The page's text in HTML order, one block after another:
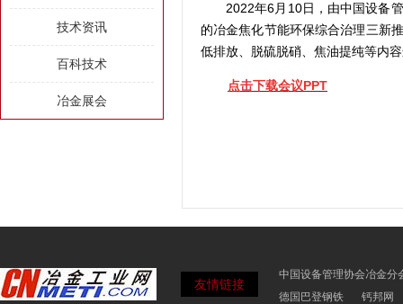
技术资讯
百科技术
冶金展会
2022年6月10日，由中国设备
的冶金焦化节能环保综合治理三新
低排放、脱硫脱硝、焦油提纯等内
点击下载会议PPT
友情链接
中国设备管理协会冶金分
德国巴登钢铁
钙邦网